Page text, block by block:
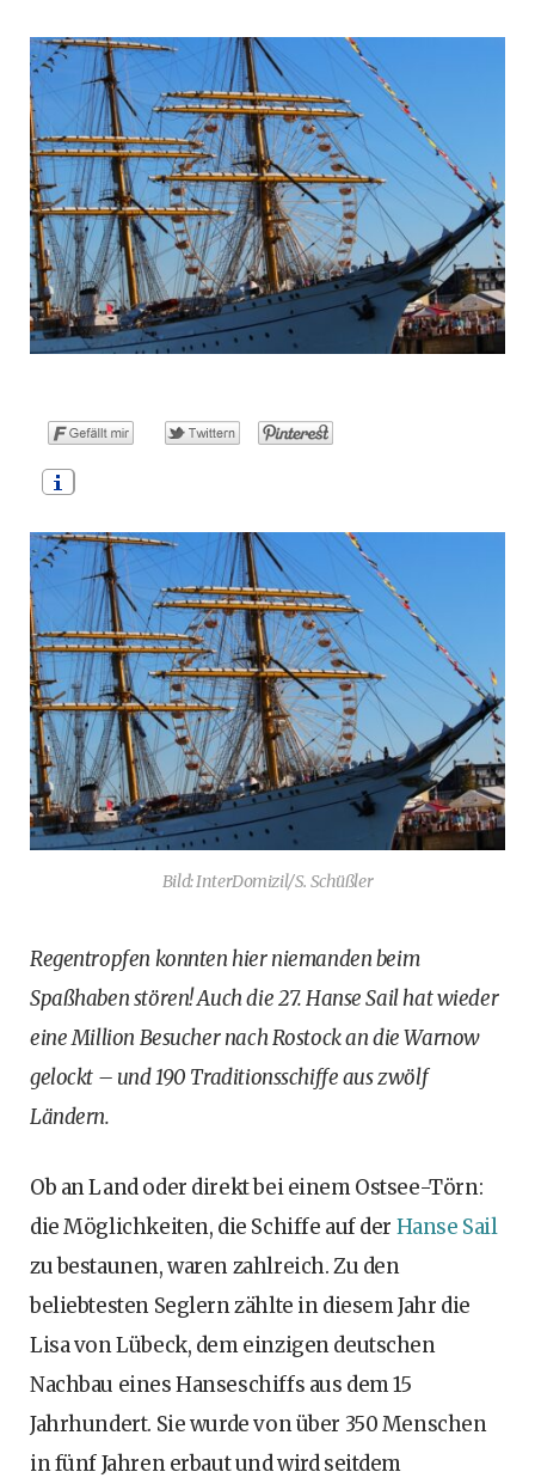
o
o
k
t
e
r
)
g
r
m
r b
Bild: InterDomizil/S. Schüßler
Regentropfen konnten hier niemanden beim
Spaßhaben stören! Auch die 27. Hanse Sail hat wieder
eine Million Besucher nach Rostock an die Warnow
gelockt – und 190 Traditionsschiffe aus zwölf
Ländern.
Ob an Land oder direkt bei einem Ostsee-Törn:
die Möglichkeiten, die Schiffe auf der Hanse Sail
zu bestaunen, waren zahlreich. Zu den
beliebtesten Seglern zählte in diesem Jahr die
Lisa von Lübeck, dem einzigen deutschen
Nachbau eines Hanseschiffs aus dem 15
Jahrhundert. Sie wurde von über 350 Menschen
in fünf Jahren erbaut und wird seitdem